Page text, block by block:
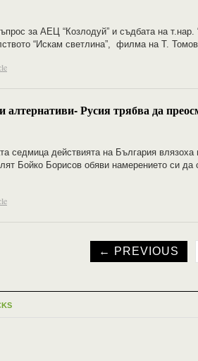
за АЕЦ “Козлодуй” и съдбата на
“Искам светлина”, филма на Т.
алтернативи- Русия трябва да
седмица действията на България
Бойко Борисов обяви намерението си да
← PREVIOUS